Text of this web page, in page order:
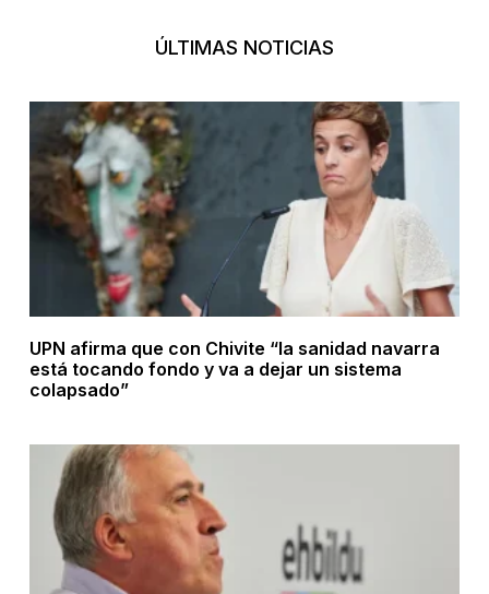
ÚLTIMAS NOTICIAS
UPN afirma que con Chivite “la sanidad navarra
está tocando fondo y va a dejar un sistema
colapsado”